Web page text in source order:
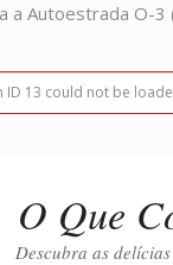
Autoestrada
ID 13 could not be
O Que
Descubra as